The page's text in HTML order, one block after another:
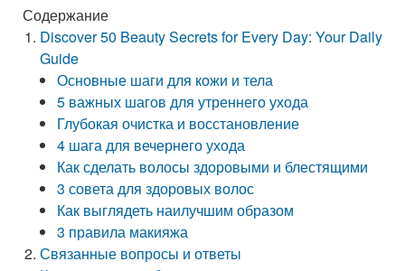
Содержание
Discover 50 Beauty Secrets for Every Day: Your Daily
Guide
Основные шаги для кожи и тела
5 важных шагов для утреннего ухода
Глубокая очистка и восстановление
4 шага для вечернего ухода
Как сделать волосы здоровыми и блестящими
3 совета для здоровых волос
Как выглядеть наилучшим образом
3 правила макияжа
Связанные вопросы и ответы